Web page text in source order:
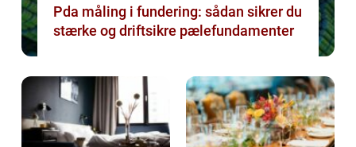
Pda måling i fundering: sådan sikrer du
stærke og driftsikre pælefundamenter